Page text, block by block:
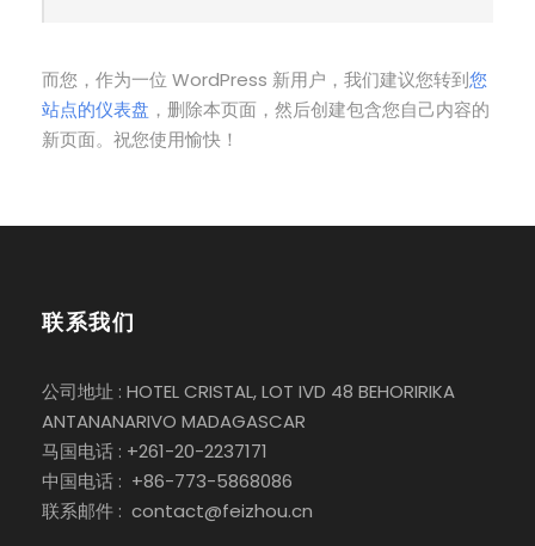
而您，作为一位 WordPress 新用户，我们建议您转到您
站点的仪表盘 ，删除本页面，然后创建包含您自己内容的
新页面。祝您使用愉快！
联系我们
公司地址 : HOTEL CRISTAL, LOT IVD 48 BEHORIRIKA
ANTANANARIVO MADAGASCAR
马国电话 : +261-20-2237171
中国电话 : +86-773-5868086
联系邮件 : contact@feizhou.cn